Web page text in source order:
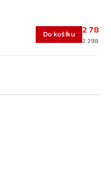
Do košíku
2 298 Kč
2 781